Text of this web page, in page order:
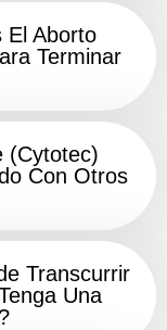
El Aborto
Terminar
(Cytotec)
Con Otros
Transcurrir
Una